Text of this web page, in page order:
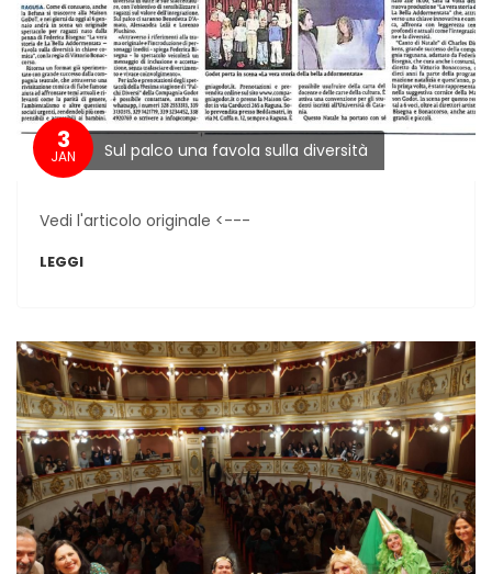
3
JAN Sul palco una favola sulla diversità
Vedi l'articolo originale <---
LEGGI